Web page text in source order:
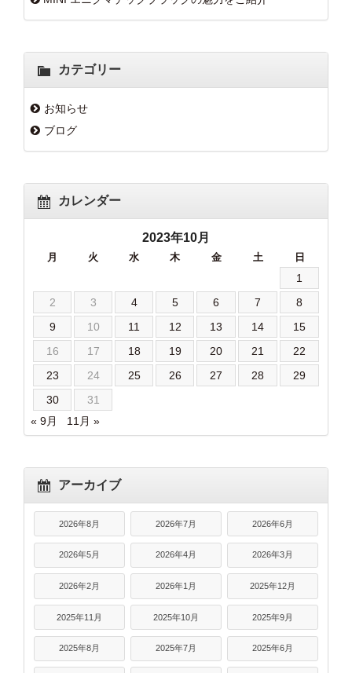
カテゴリー
お知らせ
ブログ
カレンダー
2023年10月
月 火 水 木 金 土 日
1
2
3 4 5 6 7
8
9
10 11 12 13 14
15
16
17 18 19 20 21
22
23
24 25 26 27 28
29
30
31
« 9月
11月 »
アーカイブ
2026年8月 2026年7月 2026年6月
2026年5月 2026年4月 2026年3月
2026年2月 2026年1月 2025年12月
2025年11月 2025年10月 2025年9月
2025年8月 2025年7月 2025年6月